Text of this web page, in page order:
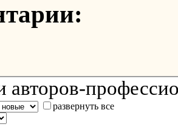
авторов-
развернуть все